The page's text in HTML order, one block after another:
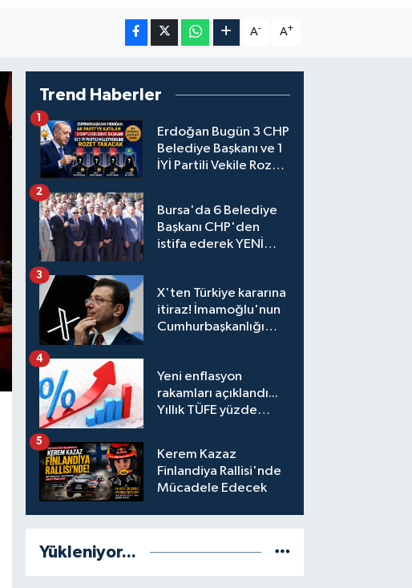
A- A+
Trend Haberler
Erdoğan Bugün 3 CHP
Belediye Başkanı ve 1
İYİ Partili Vekile Rozet
1
Bursa'da 6 Belediye
Başkanı CHP'den
istifa ederek YENİ
2
X'ten Türkiye kararına
itiraz! İmamoğlu'nun
Cumhurbaşkanlığı
engeli mahkemeye
taşındı
3
Yeni enflasyon
rakamları açıklandı...
Yıllık TÜFE yüzde
4
Kerem Kazaz
Finlandiya Rallisi'nde
Mücadele Edecek
5
Yükleniyor...